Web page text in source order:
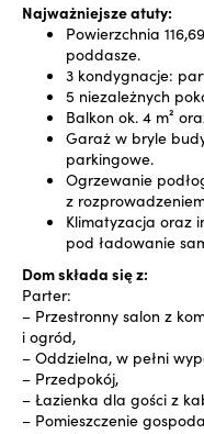
Najważniejsze atuty:
Powierzchnia
poddasze.
3 kondygnacje:
5 niezależnych
Balkon ok. 4 m²
Garaż w bryle
parkingowe.
Ogrzewanie
z
Klimatyzacja oraz
pod ładowanie
Dom składa się z:
Parter:
– Przestronny salon z
i ogród,
– Oddzielna, w pełni
– Przedpokój,
– Łazienka dla gości z
– Pomieszczenie